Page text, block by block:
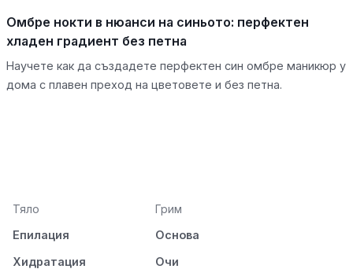
Омбре нокти в нюанси на синьото: перфектен
хладен градиент без петна
Научете как да създадете перфектен син омбре маникюр у
дома с плавен преход на цветовете и без петна.
Тяло
Епилация
Хидратация
Грим
Основа
Очи